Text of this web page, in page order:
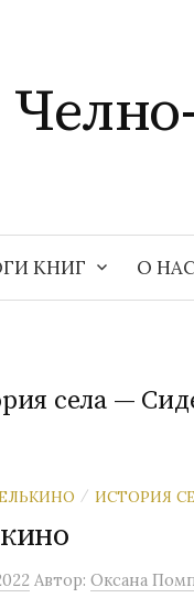
КНИГ О
села —
/ ИСТОРИЯ
Автор: Оксана